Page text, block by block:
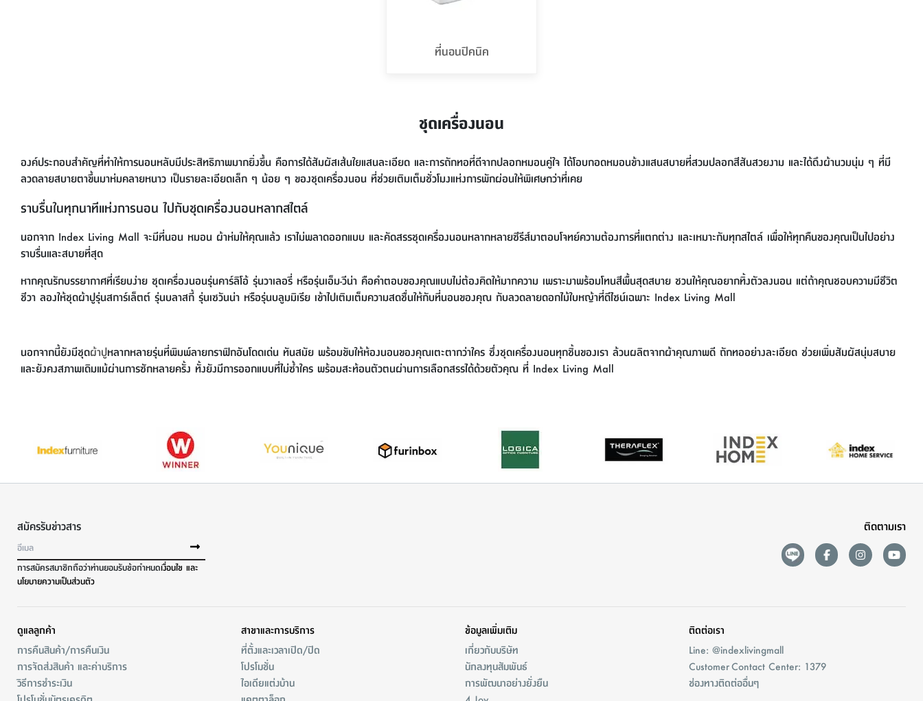
ที่นอนปิคนิค
ชุดเครื่องนอน
องค์ประกอบสำคัญที่ทำให้การนอนหลับมีประสิทธิภาพมากยิ่งขึ้น คือการได้สัมผัสเส้นใยแสนละเอียด และการถักทอที่ดีจากปลอกหมอนคู่ใจ ได้โอบกอดหมอนข้างแสนสบายที่สวมปลอกสีสันสวยงาม และได้ดึงผ้านวมนุ่ม ๆ ที่มี
ลวดลายสบายตาขึ้นมาห่มคลายหนาว เป็นรายละเอียดเล็ก ๆ น้อย ๆ ของชุดเครื่องนอน ที่ช่วยเติมเต็มชั่วโมงแห่งการพักผ่อนให้พิเศษกว่าที่เคย
ราบรื่นในทุกนาทีแห่งการนอน ไปกับชุดเครื่องนอนหลากสไตล์
นอกจาก Index Living Mall จะมีที่นอน หมอน ผ้าห่มให้คุณแล้ว เราไม่พลาดออกแบบ และคัดสรรชุดเครื่องนอนหลากหลายซีรีส์มาตอบโจทย์ความต้องการที่แตกต่าง และเหมาะกับทุกสไตล์ เพื่อให้ทุกคืนของคุณเป็นไปอย่าง
ราบรื่นและสบายที่สุด
หากคุณรักบรรยากาศที่เรียบง่าย ชุดเครื่องนอนรุ่นคาร์ลิโอ้ รุ่นวาเลอรี่ หรือรุ่นเอ็ม-วีน่า คือคำตอบของคุณแบบไม่ต้องคิดให้มากความ เพราะมาพร้อมโทนสีพื้นสุดสบาย ชวนให้คุณอยากทิ้งตัวลงนอน แต่ถ้าคุณชอบความมีชีวิต
ชีวา ลองให้ชุดผ้าปูรุ่นสการ์เล็ตต์ รุ่นบลาสกี้ รุ่นเซวันน่า หรือรุ่นบลูมมิเรีย เข้าไปเติมเต็มความสดชื่นให้กับที่นอนของคุณ กับลวดลายดอกไม้ใบหญ้าที่ดีไซน์เฉพาะ Index Living Mall
นอกจากนี้ยังมีชุดผ้าปูหลากหลายรุ่นที่พิมพ์ลายกราฟิกอันโดดเด่น ทันสมัย พร้อมขับให้ห้องนอนของคุณเตะตากว่าใคร ซึ่งชุดเครื่องนอนทุกชิ้นของเรา ล้วนผลิตจากผ้าคุณภาพดี ถักทออย่างละเอียด ช่วยเพิ่มสัมผัสนุ่มสบาย
และยังคงสภาพเดิมแม้ผ่านการซักหลายครั้ง ทั้งยังมีการออกแบบที่ไม่ซ้ำใคร พร้อมสะท้อนตัวตนผ่านการเลือกสรรได้ด้วยตัวคุณ ที่ Index Living Mall
สมัครรับข่าวสาร
การสมัครสมาชิกถือว่าท่านยอมรับข้อกำหนดเงื่อนไข และ
นโยบายความเป็นส่วนตัว
ติดตามเรา
ดูแลลูกค้า
การคืนสินค้า/การคืนเงิน
การจัดส่งสินค้า และค่าบริการ
วิธีการชำระเงิน
สาขาและการบริการ
ที่ตั้งและเวลาเปิด/ปิด
โปรโมชั่น
ไอเดียแต่งบ้าน
ข้อมูลเพิ่มเติม
เกี่ยวกับบริษัท
นักลงทุนสัมพันธ์
การพัฒนาอย่างยั่งยืน
ติดต่อเรา
Line: @indexlivingmall
Customer Contact Center: 1379
ช่องทางติดต่ออื่นๆ